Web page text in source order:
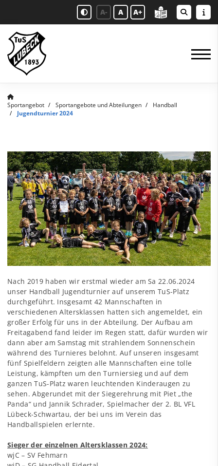
A- A A+
Sportangebot Sportangebote und Abteilungen
Handball
Jugendturnier 2024
Nach 2019 haben wir erstmal wieder am Sa 22.06.2024
unser Handball Jugendturnier auf unserem TuS-Platz
durchgeführt. Insgesamt 42 Mannschaften in
verschiedenen Altersklassen hatten sich angemeldet, ein
großer Erfolg für uns in der Abteilung. Der Aufbau am
Freitagabend fand leider im Regen statt, dafür wurden wir
dann aber am Samstag mit strahlendem Sonnenschein
während des Turnieres belohnt. Auf unseren insgesamt
fünf Spielfeldern zeigten alle Mannschaften eine tolle
Leistung, kämpften um den Turniersieg und auf dem
ganzen TuS-Platz waren leuchtenden Kinderaugen zu
sehen. Abgerundet mit der Siegerehrung mit Piet „the
Panda“ und Jannik Schrader, Spielmacher der 2. BL VFL
Lübeck-Schwartau, der bei uns im Verein das
Handballspielen erlernte.
Sieger der einzelnen Altersklassen 2024:
wjC – SV Fehmarn